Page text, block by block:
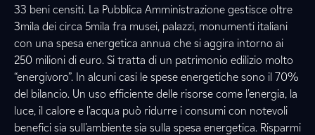
33 beni censiti. La Pubblica Amministrazione gestisce oltre
3mila dei circa 5mila fra musei, palazzi, monumenti italiani
con una spesa energetica annua che si aggira intorno ai
250 milioni di euro. Si tratta di un patrimonio edilizio molto
“energivoro”. In alcuni casi le spese energetiche sono il 70%
del bilancio. Un uso efficiente delle risorse come l'energia, la
luce, il calore e l'acqua può ridurre i consumi con notevoli
benefici sia sull'ambiente sia sulla spesa energetica. Risparmi